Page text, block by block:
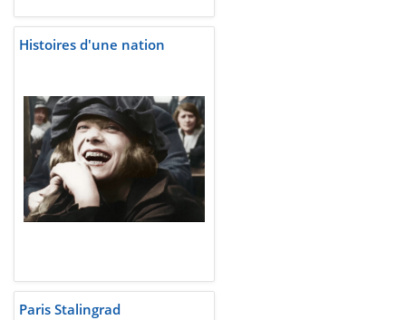
Histoires d'une nation
Paris Stalingrad